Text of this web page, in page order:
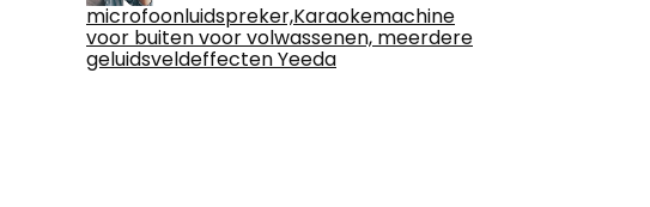
microfoonluidspreker,Karaokemachine
voor buiten voor volwassenen, meerdere
geluidsveldeffecten Yeeda